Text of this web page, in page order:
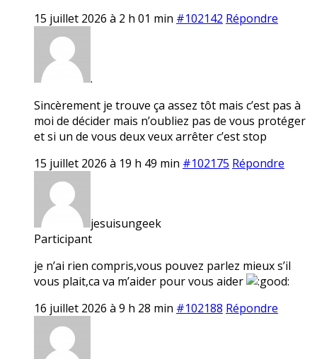
15 juillet 2026 à 2 h 01 min #102142 Répondre
.
Sincèrement je trouve ça assez tôt mais c’est pas à
moi de décider mais n’oubliez pas de vous protéger
et si un de vous deux veux arrêter c’est stop
15 juillet 2026 à 19 h 49 min #102175 Répondre
jesuisungeek
Participant
je n’ai rien compris,vous pouvez parlez mieux s’il
vous plait,ca va m’aider pour vous aider
16 juillet 2026 à 9 h 28 min #102188 Répondre